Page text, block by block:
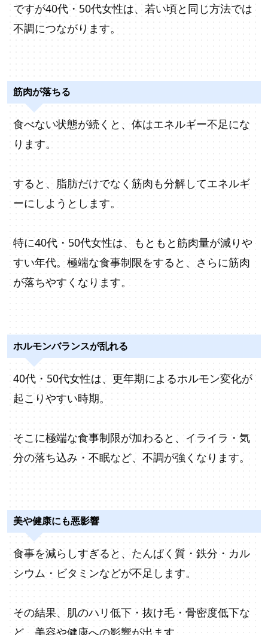
ですが40代・50代女性は、若い頃と同じ方法では
不調につながります。
筋肉が落ちる
食べない状態が続くと、体はエネルギー不足にな
ります。
すると、脂肪だけでなく筋肉も分解してエネルギ
ーにしようとします。
特に40代・50代女性は、もともと筋肉量が減りや
すい年代。極端な食事制限をすると、さらに筋肉
が落ちやすくなります。
ホルモンバランスが乱れる
40代・50代女性は、更年期によるホルモン変化が
起こりやすい時期。
そこに極端な食事制限が加わると、イライラ・気
分の落ち込み・不眠など、不調が強くなります。
美や健康にも悪影響
食事を減らしすぎると、たんぱく質・鉄分・カル
シウム・ビタミンなどが不足します。
その結果、肌のハリ低下・抜け毛・骨密度低下な
ど、美容や健康への影響が出ます。